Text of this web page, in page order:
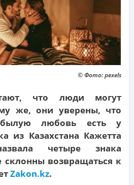
© Фото: pexels
что люди могут
же, они уверены, что
любовь есть у
из Казахстана Кажетта
четыре знака
склонны возвращаться к
Zakon.kz.